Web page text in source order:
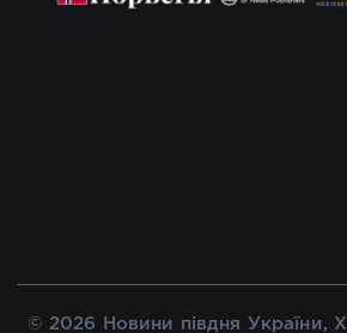
© 2026 Новини півдня України,